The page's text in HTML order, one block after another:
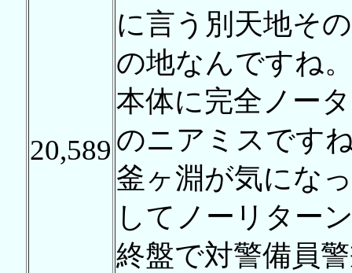
20,589
に言う別天地そ
の地なんですね
本体に完全ノー
のニアミスです
釜ヶ淵が気にな
してノーリター
終盤で対警備員